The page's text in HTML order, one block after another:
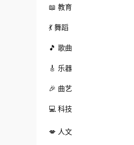
📖 教育
💃 舞蹈
🎵 歌曲
🎸 乐器
🎉 曲艺
💻 科技
💋 人文